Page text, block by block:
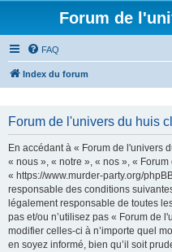
Forum de
FAQ
Index du forum
Forum de l'univers du huis
En accédant à « Forum de l'univers
« nous », « notre », « nos », «
« https://www.murder-party.org/
responsable des conditions
légalement responsable de toutes
pas et/ou n’utilisez pas « Forum de
modifier celles-ci à n’importe quel
en soyez informé, bien qu’il soit